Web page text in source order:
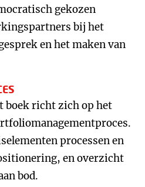
gekozen
bij het
en het maken van
boek richt zich op het
processen en
en overzicht
bod.